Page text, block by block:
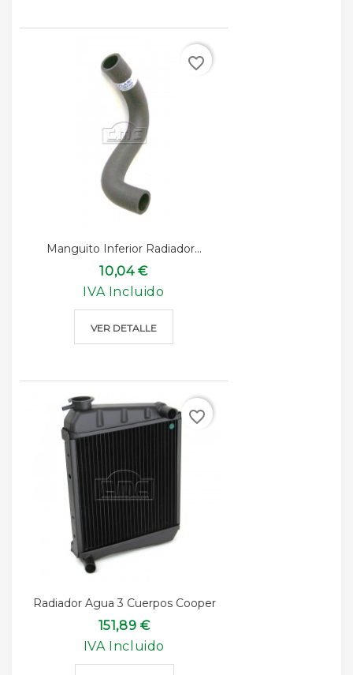
Manguito Inferior Radiador...
10,04 €
IVA Incluido
VER DETALLE
favorite_border
Radiador Agua 3 Cuerpos Cooper
151,89 €
IVA Incluido
favorite_border